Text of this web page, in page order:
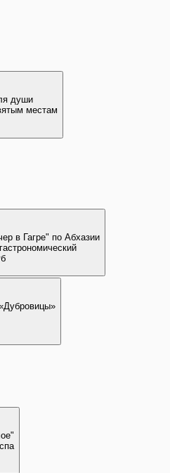
души
местам
в Гагре" по Абхазии